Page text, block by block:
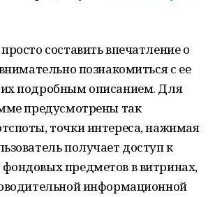
составить впечатление о
познакомиться с ее
подробным описанием. Для
предусмотрены так
точки интереса, нажимая
получает доступ к
предметов в витринах,
информационной